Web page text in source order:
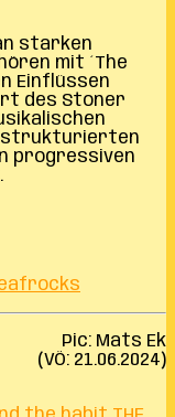
starken
mit ´The
Einflüssen
des Stoner
strukturierten
progressiven
Pic: Mats Ek
(VÖ: 21.06.2024)